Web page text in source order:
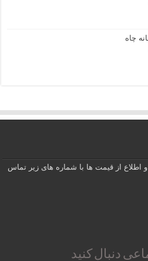
چاه
اطلاع از قیمت ها با شماره های زیر تماس
دنبال کنید